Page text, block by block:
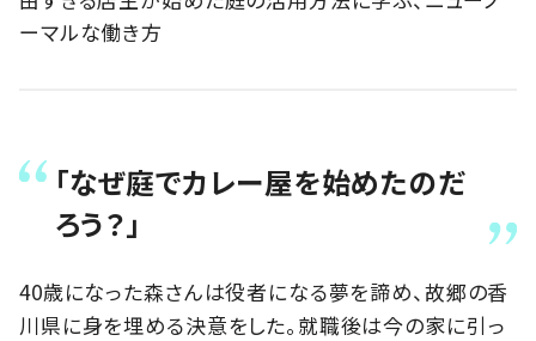
「なぜ庭でカレー屋を始めたのだ
ろう？」
40歳になった森さんは役者になる夢を諦め、故郷の香
川県に身を埋める決意をした。就職後は今の家に引っ